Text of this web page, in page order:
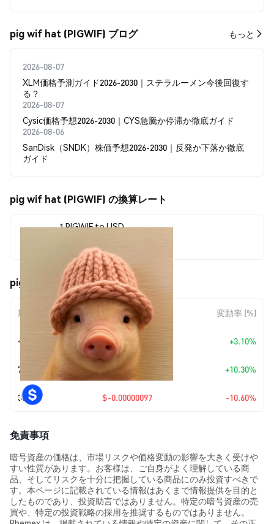
pig wif hat (PIGWIF) ブログ もっと
2026-08-07
XLM価格予測ガイド2026-2030｜ステラルーメン今後回復す
る？
2026-08-07
Cysic価格予想2026-2030｜CYS急騰か停滞か徹底ガイド
2026-08-06
SanDisk（SNDK）株価予想2026-2030｜反発か下落か徹底
ガイド
pig wif hat (PIGWIF) の換算レート
1 PIGWIF to USD
$0.00000815
pig wif hat (PIGWIF) の価格変動
期間 金額変動 変動率 (%)
今日 +$0.00000025 +3.10%
7日 $0.00000076 +10.30%
30日 $-0.00000097 -10.60%
免責事項
暗号資産の価格は、市場リスクや価格変動の影響を大きく受けや
すい性質があります。お客様は、ご自身がよく理解している商
品、そしてリスクを十分に把握している商品にのみ投資すべきで
す。本ページに記載されている情報はあくまで情報提供を目的と
したものであり、投資助言ではありません。特定の暗号資産の売
買や、特定の投資戦略の採用を推奨するものではありません。